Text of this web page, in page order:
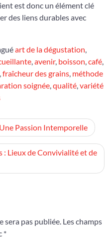
est donc un élément clé
des liens durables avec
art de la dégustation,
,avenir, boisson,café,
,fraîcheur des grains, méthode
soignée,qualité,variété
Passion Intemporelle
: Lieux de Convivialité et de
sera pas publiée. Les champs
*